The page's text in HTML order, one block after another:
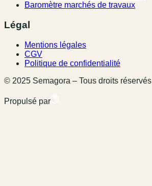
Baromètre marchés de travaux
Légal
Mentions légales
CGV
Politique de confidentialité
© 2025 Semagora – Tous droits réservés
Propulsé par